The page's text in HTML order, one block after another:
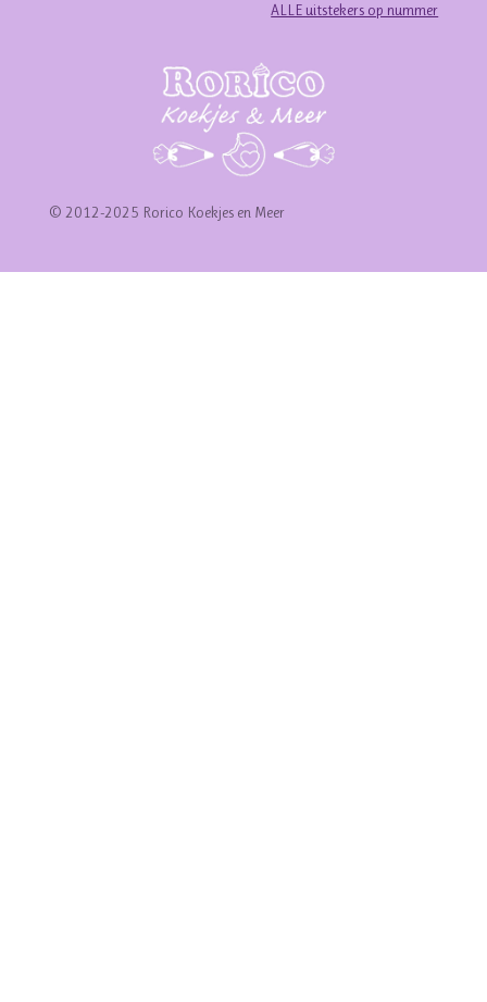
ALLE uitstekers op nummer
© 2012-2025 Rorico Koekjes en Meer